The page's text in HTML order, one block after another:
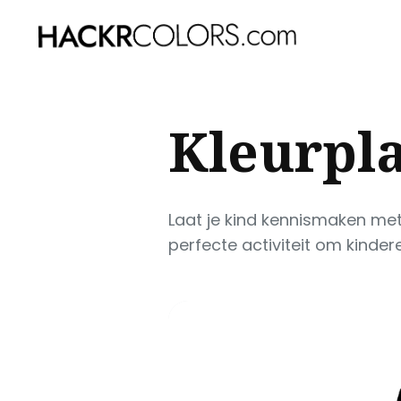
for
Blog
Laat je kind kennismaken
perfecte activiteit om